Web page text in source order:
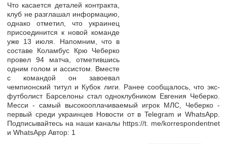
Что касается деталей контракта,
клуб не разглашал информацию,
однако отметил, что украинец
присоединится к новой команде
уже 13 июля. Напомним, что в
составе Коламбус Крю Чеберко
провел 94 матча, отметившись
одним голом и ассистом. Вместе
с командой он завоевал
чемпионский титул и Кубок лиги. Ранее сообщалось, что экс-
футболист Барселоны стал одноклубником Евгения Чеберко.
Месси - самый высокооплачиваемый игрок МЛС, Чеберко -
первый среди украинцев Новости от в Telegram и WhatsApp.
Подписывайтесь на наши каналы https://t. me/korrespondentnet
и WhatsApp Автор: 1